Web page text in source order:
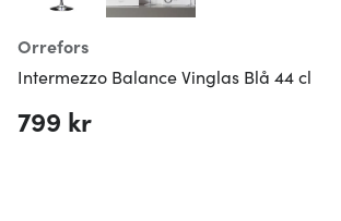
Orrefors
Intermezzo Balance Vinglas Blå 44 cl
799 kr